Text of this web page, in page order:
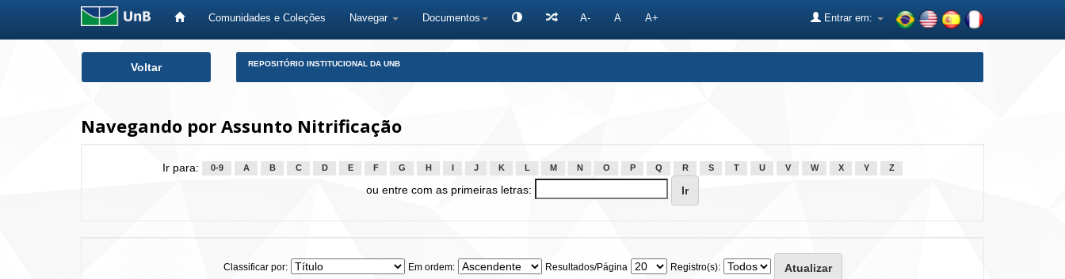
Comunidades e Coleções Navegar Documentos A- A A+ Entrar em:
Voltar REPOSITÓRIO INSTITUCIONAL DA UNB
Navegando por Assunto Nitrificação
Ir para: 0-9 A B C D E F G H J K L M N O P Q R S T U V W X Y Z
ou entre com as primeiras letras:
Classificar por: Em ordem: Resultados/Página Registro(s):